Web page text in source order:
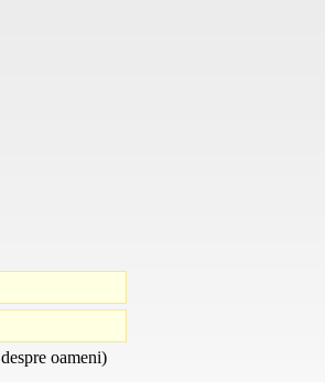
despre oameni)